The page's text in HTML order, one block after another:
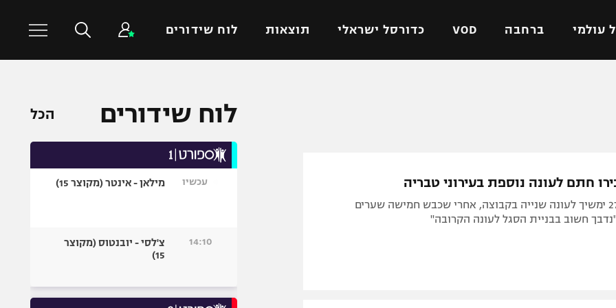
עולמי ברחבה VOD כדורסל ישראלי תוצאות לוח שידורים
ליגה ספרדית
כדורסל עולמי
כדורעף
ספורט אולימפי
היאבקות WWE
חתם לעונה נוספת בעירוני טבריה
החלוץ בן ה-27 ימשיך לעונה שנייה בקבוצה, אחרי שכבש חמישה שערים
לוח שידורים הכל
עכשיו מילאן - אינטר (מקוצר 15)
14:10
צ'לסי - יובנטוס (מקוצר
15)